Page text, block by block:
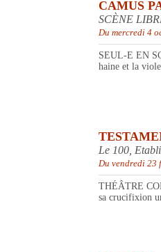
CAMUS
SCÈNE
Du mercredi 4
SEUL-E EN
haine et la
Le 100,
Du vendredi 23
THÉÂTRE
sa crucifixion